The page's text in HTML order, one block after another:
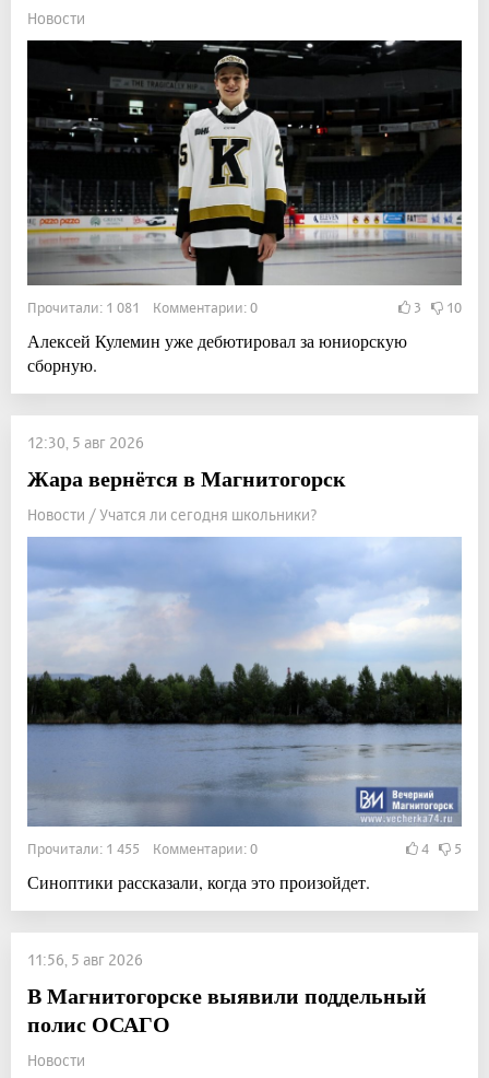
Новости
Прочитали: 1 081 Комментарии: 0 3 10
Алексей Кулемин уже дебютировал за юниорскую
сборную.
12:30, 5 авг 2026
Жара вернётся в Магнитогорск
Новости / Учатся ли сегодня школьники?
Прочитали: 1 455 Комментарии: 0 4 5
Синоптики рассказали, когда это произойдет.
11:56, 5 авг 2026
В Магнитогорске выявили поддельный
полис ОСАГО
Новости